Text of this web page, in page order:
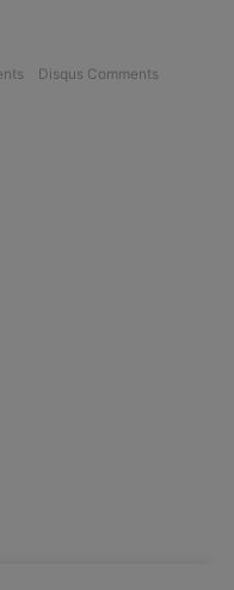
Disqus Comments